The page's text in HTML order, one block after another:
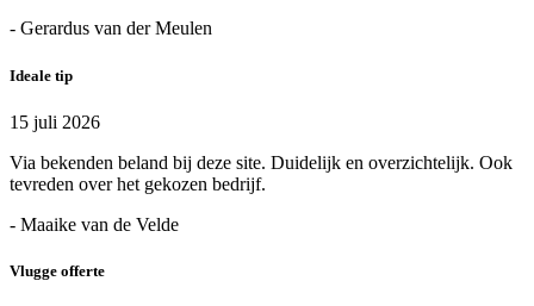
- Gerardus van der Meulen
Ideale tip
15 juli 2026
Via bekenden beland bij deze site. Duidelijk en overzichtelijk. Ook
tevreden over het gekozen bedrijf.
- Maaike van de Velde
Vlugge offerte